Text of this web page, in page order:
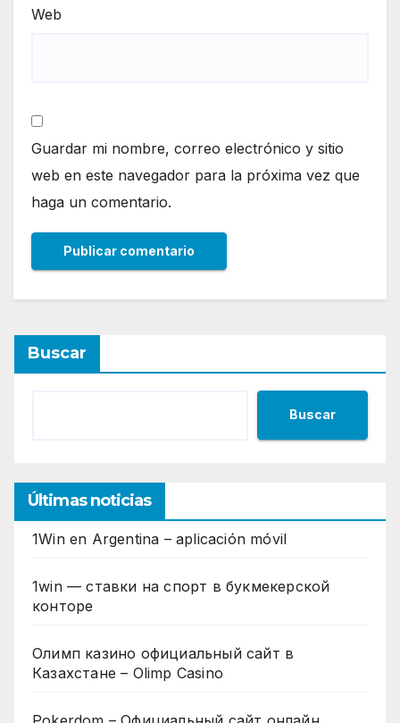
Web
Guardar mi nombre, correo electrónico y sitio
web en este navegador para la próxima vez que
haga un comentario.
Buscar
Buscar
Últimas noticias
1Win en Argentina – aplicación móvil
1win — ставки на спорт в букмекерской
конторе
Олимп казино официальный сайт в
Казахстане – Olimp Casino